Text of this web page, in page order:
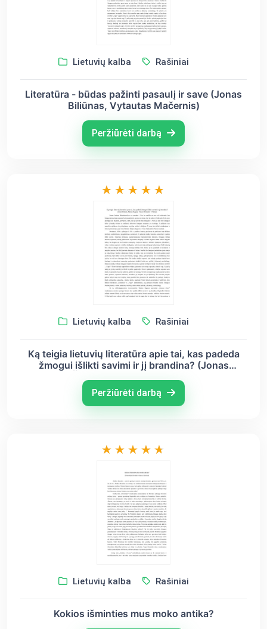
Lietuvių kalba Rašiniai
Literatūra - būdas pažinti pasaulį ir save (Jonas
Biliūnas, Vytautas Mačernis)
Peržiūrėti darbą
Lietuvių kalba Rašiniai
Ką teigia lietuvių literatūra apie tai, kas padeda
žmogui išlikti savimi ir jį brandina? (Jonas
Putinas)
Peržiūrėti darbą
Lietuvių kalba Rašiniai
Kokios išminties mus moko antika?